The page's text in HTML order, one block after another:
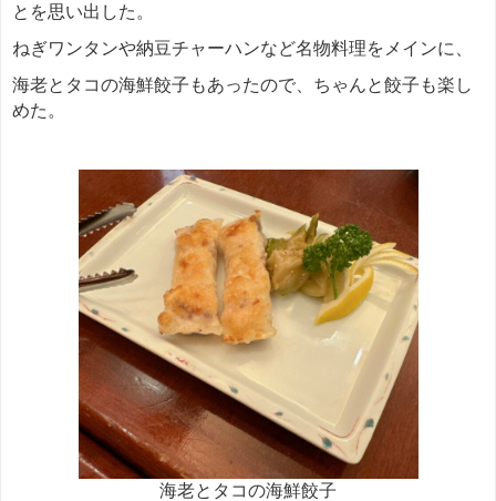
とを思い出した。
ねぎワンタンや納豆チャーハンなど名物料理をメインに、
海老とタコの海鮮餃子もあったので、ちゃんと餃子も楽し
めた。
海老とタコの海鮮餃子